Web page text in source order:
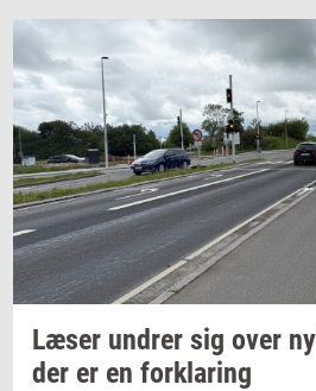
Læser un­drer sig over
der er en for­kla­ring